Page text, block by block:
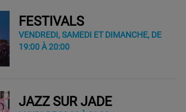
FESTIVALS
VENDREDI, SAMEDI ET DIMANCHE, DE
19:00 À 20:00
JAZZ SUR JADE